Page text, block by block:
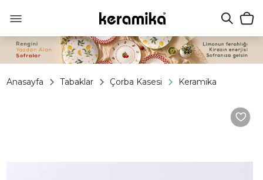
Anasayfa Tabaklar Çorba Kasesi Keramika